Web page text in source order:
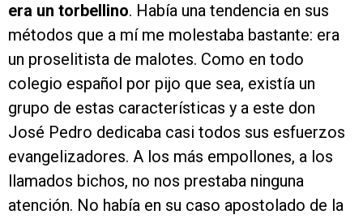
era un torbellino. Había una tendencia en sus
métodos que a mí me molestaba bastante: era
un proselitista de malotes. Como en todo
colegio español por pijo que sea, existía un
grupo de estas características y a este don
José Pedro dedicaba casi todos sus esfuerzos
evangelizadores. A los más empollones, a los
llamados bichos, no nos prestaba ninguna
atención. No había en su caso apostolado de la